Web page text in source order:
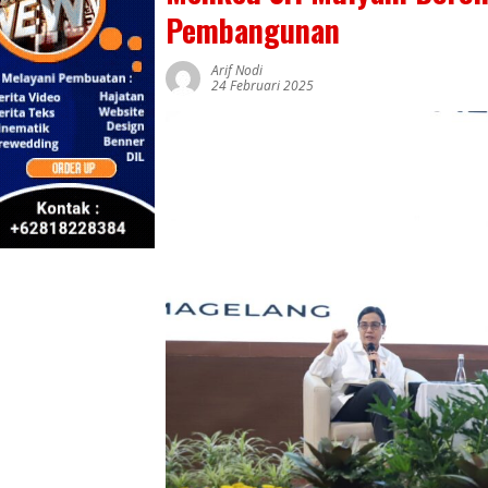
Pembangunan
Arif Nodi
24 Februari 2025